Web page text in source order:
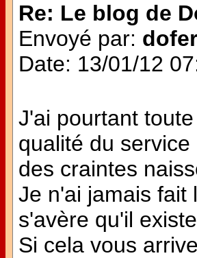
Re: Le blog de
Envoyé par:
Date: 13/01/12
J'ai pourtant
qualité du
des craintes
Je n'ai jamais fait
s'avère qu'il
Si cela vous